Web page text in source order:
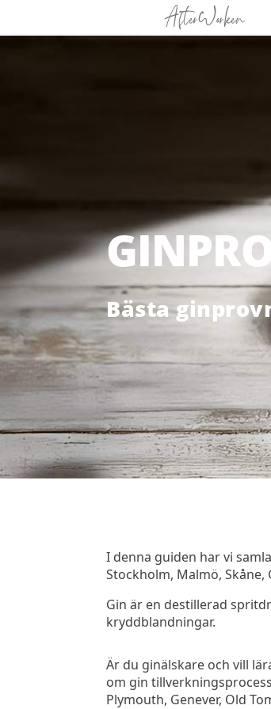
Bästa
I denna guiden har vi
Stockholm, Malmö,
Gin är en destillerad
kryddblandningar.
Är du ginälskare och vill
om gin
Plymouth, Genever, Old